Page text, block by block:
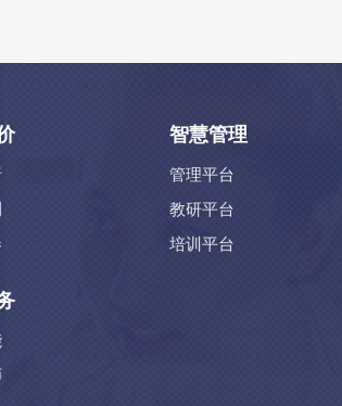
智慧管理
管理平台
教研平台
培训平台